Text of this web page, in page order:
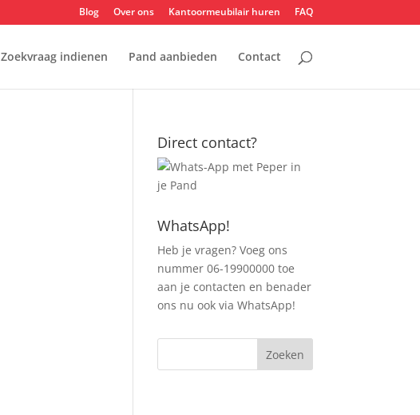
Blog Over ons Kantoormeubilair huren FAQ
Zoekvraag indienen Pand aanbieden Contact
Direct contact?
WhatsApp!
Heb je vragen? Voeg ons
nummer 06-19900000 toe
aan je contacten en benader
ons nu ook via WhatsApp!